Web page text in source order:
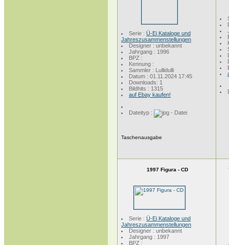
Serie : Ü-Ei Kataloge und
Jahreszusammenstellungen
Designer : unbekannt
Jahrgang : 1996
BPZ :
Kennung :
Sammler : Lullidulli
Datum : 01.11.2024 17:45
Downloads: 1
Bildhits : 1315
auf Ebay kaufen!
Dateityp :
Taschenausgabe
1997 Figura - CD
Serie : Ü-Ei Kataloge und
Jahreszusammenstellungen
Designer : unbekannt
Jahrgang : 1997
BPZ :